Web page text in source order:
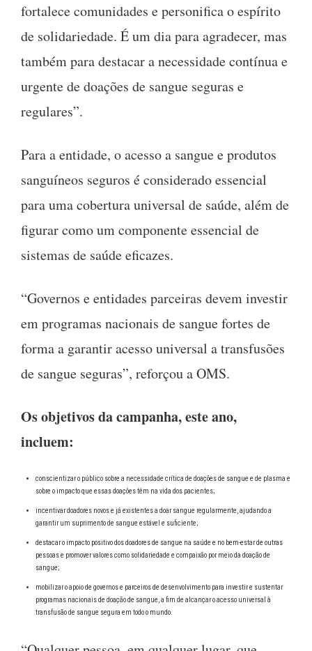
fortalece comunidades e personifica o espírito
de solidariedade. É um dia para agradecer, mas
também para destacar a necessidade contínua e
urgente de doações de sangue seguras e
regulares”.
Para a entidade, o acesso a sangue e produtos
sanguíneos seguros é considerado essencial
para uma cobertura universal de saúde, além de
figurar como um componente essencial de
sistemas de saúde eficazes.
“Governos e entidades parceiras devem investir
em programas nacionais de sangue fortes de
forma a garantir acesso universal a transfusões
de sangue seguras”, reforçou a OMS.
Os objetivos da campanha, este ano,
incluem:
conscientizar o público sobre a necessidade crítica de doações de sangue e de plasma e
sobre o impacto que essas doações têm na vida dos pacientes;
incentivar doadores novos e já existentes a doar sangue regularmente, ajudando a
garantir um suprimento de sangue estável e suficiente;
destacar o impacto positivo dos doadores de sangue na saúde e no bem-estar de outras
pessoas e promover valores como solidariedade e compaixão por meio da doação de
sangue;
mobilizar o apoio de governos e parceiros de desenvolvimento para investir e sustentar
programas nacionais de doação de sangue, a fim de alcançar o acesso universal à
transfusão de sangue segura em todo o mundo.